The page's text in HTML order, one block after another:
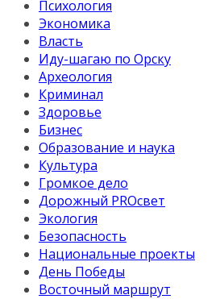
Психология
Экономика
Власть
Иду-шагаю по Орску
Археология
Криминал
Здоровье
Бизнес
Образование и наука
Культура
Громкое дело
Дорожный PROсвет
Экология
Безопасность
Национальные проекты
День Победы
Восточный маршрут